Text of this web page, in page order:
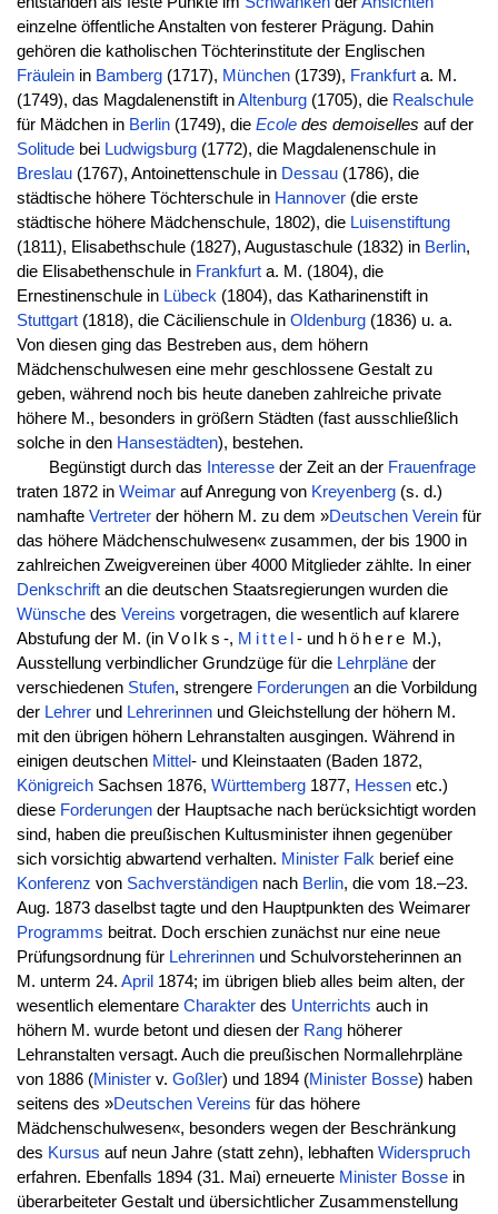
einzelne öffentliche Anstalten von festerer Prägung. Dahin
gehören die katholischen Töchterinstitute der Englischen
Fräuleinin Bamberg(1717), München(1739), Frankfurta. M.
(1749), das Magdalenenstift inAltenburg(1705), die Realschule
für Mädchen in Berlin(1749), die Ecoledes demoiselles auf der
Solitudebei Ludwigsburg(1772), die Magdalenenschule in
Breslau(1767), Antoinettenschule in Dessau(1786), die
städtische höhere Töchterschule in Hannover(die erste
städtische höhere Mädchenschule, 1802), die Luisenstiftung
(1811), Elisabethschule (1827), Augustaschule (1832) in Berlin,
die Elisabethenschule in Frankfurta. M. (1804), die
Ernestinenschule in Lübeck(1804), das Katharinenstift in
Stuttgart(1818), die Cäcilienschule in Oldenburg(1836) u. a.
Von diesen ging das Bestreben aus, dem höhern
Mädchenschulwesen eine mehr geschlossene Gestalt zu
geben, während noch bis heute daneben zahlreiche private
höhere M., besonders in größern Städten (fast ausschließlich
solche in den Hansestädten), bestehen.
Begünstigt durch das
Interesseder Zeit an der Frauenfrage
traten 1872 in Weimarauf Anregung von Kreyenberg(s. d.)
namhafte Vertreterder höhern M. zu dem »Deutschen Vereinfür
das höhere Mädchenschulwesen« zusammen, der bis 1900 in
zahlreichen Zweigvereinen über 4000 Mitglieder zählte. In einer
Denkschriftan die deutschen Staatsregierungen wurden die
Wünschedes Vereins vorgetragen, die wesentlich auf klarere
Abstufung der M. (in Volks-, Mittel - und höhere M.),
Ausstellung verbindlicher Grundzüge für die Lehrpläneder
verschiedenen Stufen, strengere Forderungenan die Vorbildung
der Lehrerund Lehrerinnenund Gleichstellung der höhern M.
mit den übrigen höhern Lehranstalten ausgingen. Während in
einigen deutschen Mittel- und Kleinstaaten (Baden 1872,
KönigreichSachsen 1876, Württemberg1877, Hessenetc.)
diese Forderungender Hauptsache nach berücksichtigt worden
sind, haben die preußischen Kultusminister ihnen gegenüber
sich vorsichtig abwartend verhalten. Minister Falkberief eine
Konferenz von Sachverständigennach Berlin, die vom 18.–23.
Aug. 1873 daselbst tagte und den Hauptpunkten des Weimarer
Programms beitrat. Doch erschien zunächst nur eine neue
Prüfungsordnung für Lehrerinnenund Schulvorsteherinnen an
M. unterm 24. April 1874; im übrigen blieb alles beim alten, der
wesentlich elementare Charakterdes Unterrichts auch in
höhern M. wurde betont und diesen der Ranghöherer
Lehranstalten versagt. Auch die preußischen Normallehrpläne
von 1886 (Ministerv. Goßler) und 1894 (Minister Bosse) haben
seitens des »Deutschen Vereins für das höhere
Mädchenschulwesen«, besonders wegen der Beschränkung
des Kursus auf neun Jahre (statt zehn), lebhaften Widerspruch
erfahren. Ebenfalls 1894 (31. Mai) erneuerte Minister Bossein
überarbeiteter Gestalt und übersichtlicher Zusammenstellung